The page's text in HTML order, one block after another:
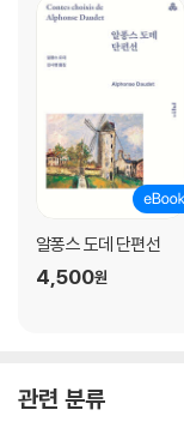
알퐁스 도데 단편선
4,500원
관련 분류